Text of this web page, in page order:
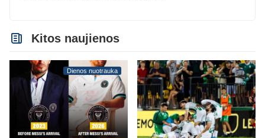
Kitos naujienos
Dienos nuotrauka